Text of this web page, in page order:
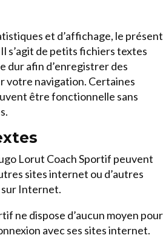
et d’affichage, le présent
s’agit de petits fichiers textes
dur afin d’enregistrer des
votre navigation. Certaines
être fonctionnelle sans
Lorut Coach Sportif peuvent
sites internet ou d’autres
sur Internet.
ne dispose d’aucun moyen pour
avec ses sites internet.